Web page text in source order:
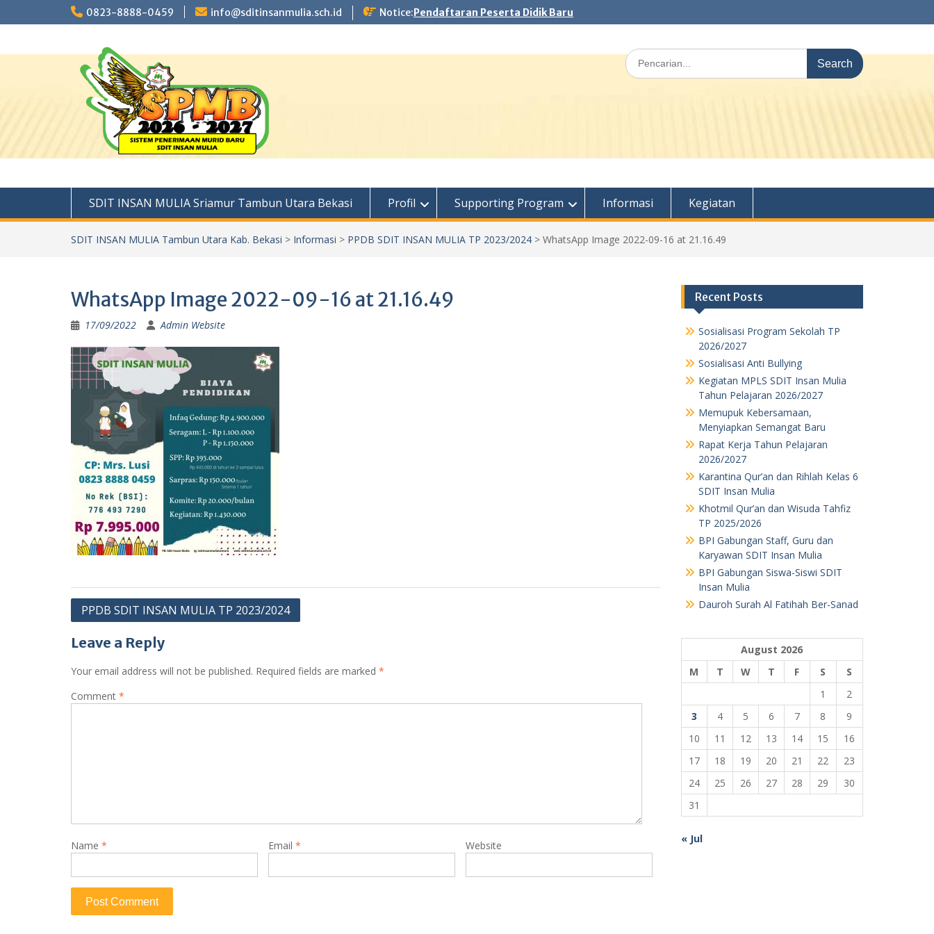
to
0823-8888-0459 info@sditinsanmulia.sch.id Notice:Pendaftaran Peserta Didik Baru
Search
for:
SDIT INSAN MULIA Sriamur Tambun Utara Bekasi Profil Supporting Program Informasi Kegiatan
SDIT INSAN MULIA Tambun Utara Kab. Bekasi > Informasi > PPDB SDIT INSAN MULIA TP 2023/2024 > WhatsApp Image 2022-09-16 at 21.16.49
WhatsApp Image 2022-09-16 at 21.16.49
17/09/2022 Admin Website
Post
PPDB SDIT INSAN MULIA TP 2023/2024
Leave a Reply
Your email address will not be published. Required fields are marked *
Comment *
Name * Email * Website
Recent Posts
Sosialisasi Program Sekolah TP
2026/2027
Sosialisasi Anti Bullying
Kegiatan MPLS SDIT Insan Mulia
Tahun Pelajaran 2026/2027
Memupuk Kebersamaan,
Menyiapkan Semangat Baru
Rapat Kerja Tahun Pelajaran
2026/2027
Karantina Qur’an dan Rihlah Kelas 6
SDIT Insan Mulia
Khotmil Qur’an dan Wisuda Tahfiz
TP 2025/2026
BPI Gabungan Staff, Guru dan
Karyawan SDIT Insan Mulia
BPI Gabungan Siswa-Siswi SDIT
Insan Mulia
Dauroh Surah Al Fatihah Ber-Sanad
August 2026
M
T W T F S
S
1
2
3
4 5 6 7 8
9
10
11 12 13 14 15
16
17
18 19 20 21 22
23
24
25 26 27 28 29
30
31
« Jul